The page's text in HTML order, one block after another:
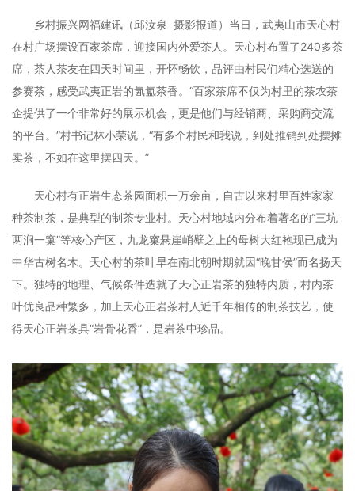
乡村振兴网福建讯（邱汝泉 摄影报道）当日，武夷山市天心村
在村广场摆设百家茶席，迎接国内外爱茶人。天心村布置了240多茶
席，茶人茶友在四天时间里，开怀畅饮，品评由村民们精心选送的
参赛茶，感受武夷正岩的氤氲茶香。“百家茶席不仅为村里的茶农茶
企提供了一个非常好的展示机会，更是他们与经销商、采购商交流
的平台。”村书记林小荣说，“有多个村民和我说，到处推销到处摆摊
卖茶，不如在这里摆四天。”
天心村有正岩生态茶园面积一万余亩，自古以来村里百姓家家
种茶制茶，是典型的制茶专业村。天心村地域内分布着著名的“三坑
两涧一窠”等核心产区，九龙窠悬崖峭壁之上的母树大红袍现已成为
中华古树名木。天心村的茶叶早在南北朝时期就因“晚甘侯”而名扬天
下。独特的地理、气候条件造就了天心正岩茶的独特内质，村内茶
叶优良品种繁多，加上天心正岩茶村人近千年相传的制茶技艺，使
得天心正岩茶具“岩骨花香”，是岩茶中珍品。